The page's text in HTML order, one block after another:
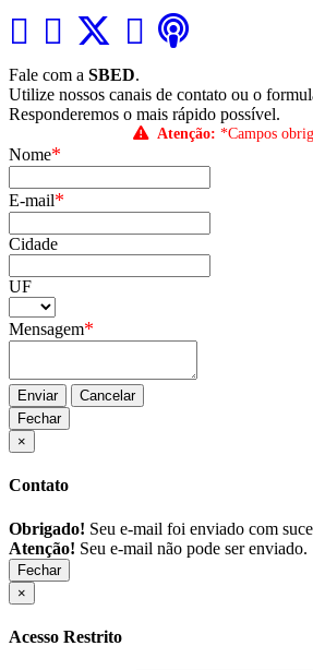
Fale com a SBED.
Utilize nossos canais de contato ou o
Responderemos o mais rápido possível.
Atenção: *Campos
Nome*
E-mail*
Cidade
UF
Mensagem*
Enviar
Cancelar
Fechar
×
Contato
Obrigado! Seu e-mail foi enviado com
Atenção! Seu e-mail não pode ser enviado.
Fechar
×
Acesso Restrito